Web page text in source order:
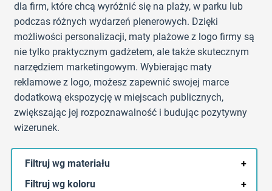
dla firm, które chcą wyróżnić się na plaży, w parku lub
podczas różnych wydarzeń plenerowych. Dzięki
możliwości personalizacji, maty plażowe z logo firmy są
nie tylko praktycznym gadżetem, ale także skutecznym
narzędziem marketingowym. Wybierając maty
reklamowe z logo, możesz zapewnić swojej marce
dodatkową ekspozycję w miejscach publicznych,
zwiększając jej rozpoznawalność i budując pozytywny
wizerunek.
Filtruj wg materiału
+
Filtruj wg koloru
+